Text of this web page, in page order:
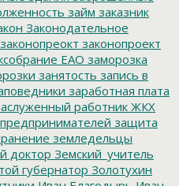
займ заказник
Законодательное
законопреокт законопроект
ЕАО заморозка
занятость запись в
заработная плата
работник ЖКХ
защита
земледельцы
доктор Земский_учитель
губернатор Золотухин